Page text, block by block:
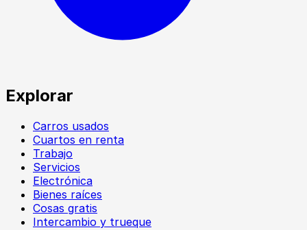
Explorar
Carros usados
Cuartos en renta
Trabajo
Servicios
Electrónica
Bienes raíces
Cosas gratis
Intercambio y trueque